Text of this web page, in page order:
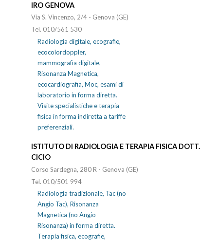
IRO GENOVA
Via S. Vincenzo, 2/4 - Genova (GE)
Tel. 010/561 530
Radiologia digitale, ecografie,
ecocolordoppler,
mammografia digitale,
Risonanza Magnetica,
ecocardiografia, Moc, esami di
laboratorio in forma diretta.
Visite specialistiche e terapia
fisica in forma indiretta a tariffe
preferenziali.
ISTITUTO DI RADIOLOGIA E TERAPIA FISICA DOTT.
CICIO
Corso Sardegna, 280 R - Genova (GE)
Tel. 010/501 994
Radiologia tradizionale, Tac (no
Angio Tac), Risonanza
Magnetica (no Angio
Risonanza) in forma diretta.
Terapia fisica, ecografie,